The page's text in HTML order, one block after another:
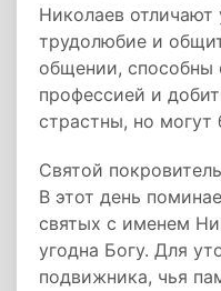
Николаев отличают
трудолюбие и
общении, способны
профессией и
страстны, но могут
Святой
В этот день
святых с именем
угодна Богу. Для
подвижника, чья